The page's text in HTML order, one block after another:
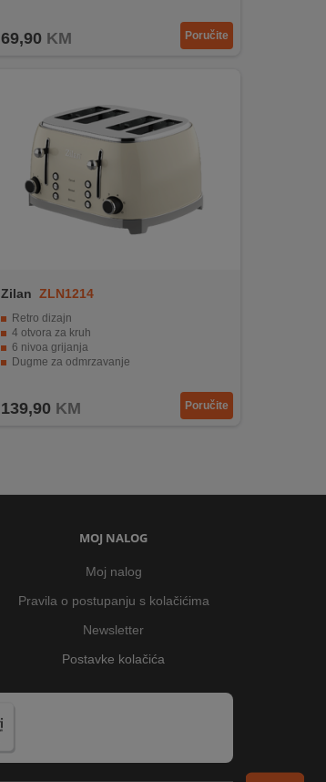
69,90 KM Poručite
Zilan ZLN1214
Retro dizajn
4 otvora za kruh
6 nivoa grijanja
Dugme za odmrzavanje
139,90 KM Poručite
MOJ NALOG
Moj nalog
Pravila o postupanju s kolačićima
Newsletter
Postavke kolačića